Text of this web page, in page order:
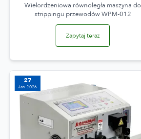
Wielordzeniowa równoległa maszyna do
strippingu przewodów WPM-012
Zapytaj teraz
27
Jan 2026